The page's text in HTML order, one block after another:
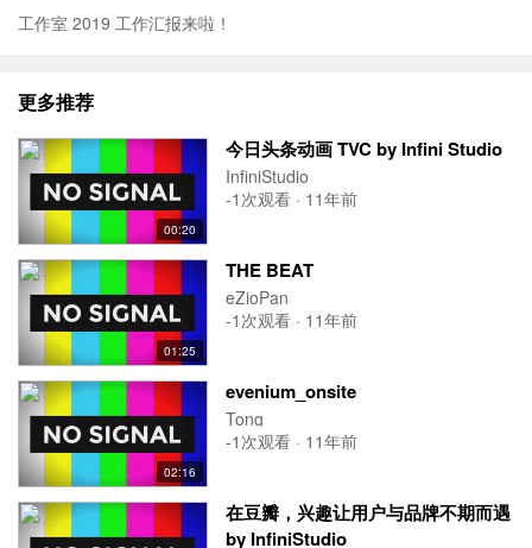
工作室 2019 工作汇报来啦！
更多推荐
00:20
今日头条动画 TVC by Infini Studio
InfiniStudio
-1次观看 · 11年前
01:25
THE BEAT
eZioPan
-1次观看 · 11年前
02:16
evenium_onsite
Tong
-1次观看 · 11年前
在豆瓣，兴趣让用户与品牌不期而遇
by InfiniStudio